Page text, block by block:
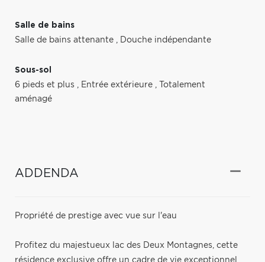
Salle de bains
Salle de bains attenante , Douche indépendante
Sous-sol
6 pieds et plus , Entrée extérieure ,
Totalement
aménagé
ADDENDA
Propriété de prestige avec vue sur l'eau
Profitez du majestueux lac des Deux Montagnes, cette
résidence exclusive offre un cadre de vie exceptionnel